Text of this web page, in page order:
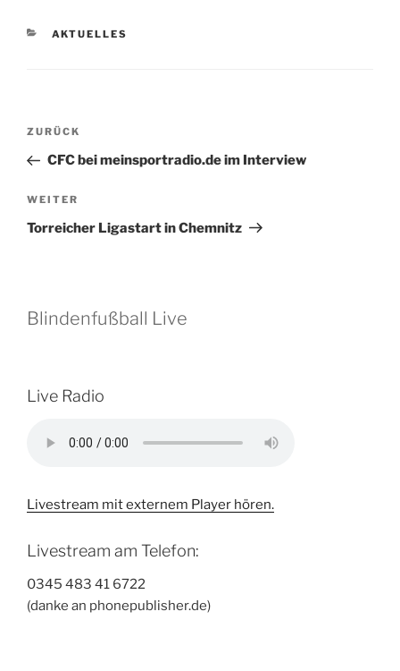
KATEGORIEN
AKTUELLES
Beitragsnavigation
Vorheriger
Beitrag
ZURÜCK
CFC bei meinsportradio.de im Interview
Nächster
Beitrag
WEITER
Torreicher Ligastart in Chemnitz
Blindenfußball Live
Live Radio
Livestream mit externem Player hören.
Livestream am Telefon:
0345 483 41 6722
(danke an phonepublisher.de)